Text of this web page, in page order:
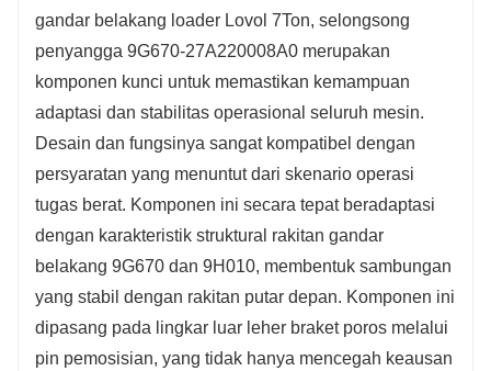
3. Kelancaran, kebisingan rendah, keandalan
tinggi. Pengoperasian yang stabil dalam kondisi
kerja yang kompleks, dengan ketahanan
panjang.
4. Pabrik sendiri dan bengkel produksi
profesional, mendukung kustomisasi
pemrosesan untuk memenuhi kebutuhan
pelanggan yang berbeda dan kondisi kerja
khusus.
gandar belakang loader Lovol 7Ton, selongsong
penyangga 9G670-27A220008A0 merupakan
komponen kunci untuk memastikan kemampuan
adaptasi dan stabilitas operasional seluruh mesin.
Desain dan fungsinya sangat kompatibel dengan
persyaratan yang menuntut dari skenario operasi
tugas berat. Komponen ini secara tepat beradaptasi
dengan karakteristik struktural rakitan gandar
belakang 9G670 dan 9H010, membentuk sambungan
yang stabil dengan rakitan putar depan. Komponen ini
dipasang pada lingkar luar leher braket poros melalui
pin pemosisian, yang tidak hanya mencegah keausan